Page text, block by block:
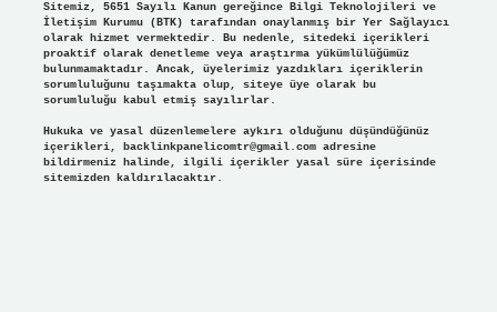
Sitemiz, 5651 Sayılı Kanun gereğince Bilgi Teknolojileri ve
İletişim Kurumu (BTK) tarafından onaylanmış bir Yer Sağlayıcı
olarak hizmet vermektedir. Bu nedenle, sitedeki içerikleri
proaktif olarak denetleme veya araştırma yükümlülüğümüz
bulunmamaktadır. Ancak, üyelerimiz yazdıkları içeriklerin
sorumluluğunu taşımakta olup, siteye üye olarak bu
sorumluluğu kabul etmiş sayılırlar.
Hukuka ve yasal düzenlemelere aykırı olduğunu düşündüğünüz
içerikleri,
backlinkpanelicomtr@gmail.comadresine
bildirmeniz halinde, ilgili içerikler yasal süre içerisinde
sitemizden kaldırılacaktır.